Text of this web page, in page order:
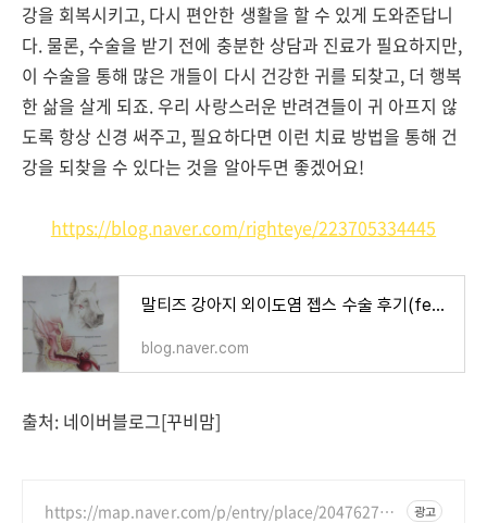
강을 회복시키고, 다시 편안한 생활을 할 수 있게 도와준답니
다. 물론, 수술을 받기 전에 충분한 상담과 진료가 필요하지만,
이 수술을 통해 많은 개들이 다시 건강한 귀를 되찾고, 더 행복
한 삶을 살게 되죠. 우리 사랑스러운 반려견들이 귀 아프지 않
도록 항상 신경 써주고, 필요하다면 이런 치료 방법을 통해 건
강을 되찾을 수 있다는 것을 알아두면 좋겠어요!
https://blog.naver.com/righteye/223705334445
말티즈 강아지 외이도염 젭스 수술 후기(feat. 24시지구촌 동물메디컬센터)
blog.naver.com
출처: 네이버블로그[꾸비맘]
https://map.naver.com/p/entry/place/204762703
광고